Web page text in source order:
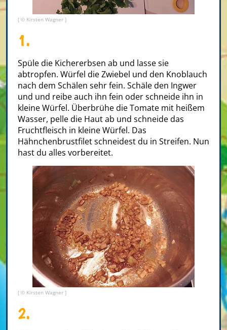
[ © Kirsten Wagner ]
1.
Spüle die Kichererbsen ab und lasse sie
abtropfen. Würfel die Zwiebel und den Knoblauch
nach dem Schälen sehr fein. Schäle den Ingwer
und und reibe auch ihn fein oder schneide ihn in
kleine Würfel. Überbrühe die Tomate mit heißem
Wasser, pelle die Haut ab und schneide das
Fruchtfleisch in kleine Würfel. Das
Hähnchenbrustfilet schneidest du in Streifen. Nun
hast du alles vorbereitet.
[ © Kirsten Wagner ]
2.